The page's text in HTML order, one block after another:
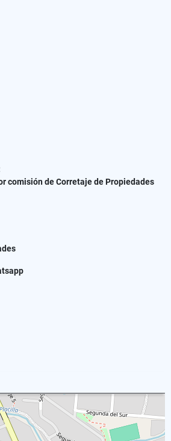
comisión de Corretaje de Propiedades